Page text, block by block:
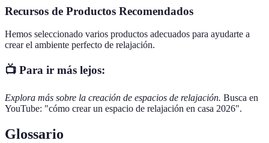
Recursos de Productos Recomendados
Hemos seleccionado varios productos adecuados para ayudarte a
crear el ambiente perfecto de relajación.
📺 Para ir más lejos:
Explora más sobre la creación de espacios de relajación. Busca en
YouTube: "cómo crear un espacio de relajación en casa 2026".
Glossario